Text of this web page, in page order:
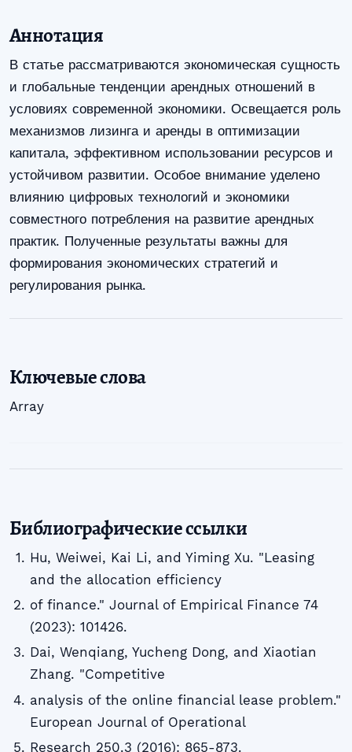
Аннотация
В статье рассматриваются экономическая сущность
и глобальные тенденции арендных отношений в
условиях современной экономики. Освещается роль
механизмов лизинга и аренды в оптимизации
капитала, эффективном использовании ресурсов и
устойчивом развитии. Особое внимание уделено
влиянию цифровых технологий и экономики
совместного потребления на развитие арендных
практик. Полученные результаты важны для
формирования экономических стратегий и
регулирования рынка.
Ключевые слова
Array
Библиографические ссылки
Hu, Weiwei, Kai Li, and Yiming Xu. "Leasing
and the allocation efficiency
of finance." Journal of Empirical Finance 74
(2023): 101426.
Dai, Wenqiang, Yucheng Dong, and Xiaotian
Zhang. "Competitive
analysis of the online financial lease problem."
European Journal of Operational
Research 250.3 (2016): 865-873.